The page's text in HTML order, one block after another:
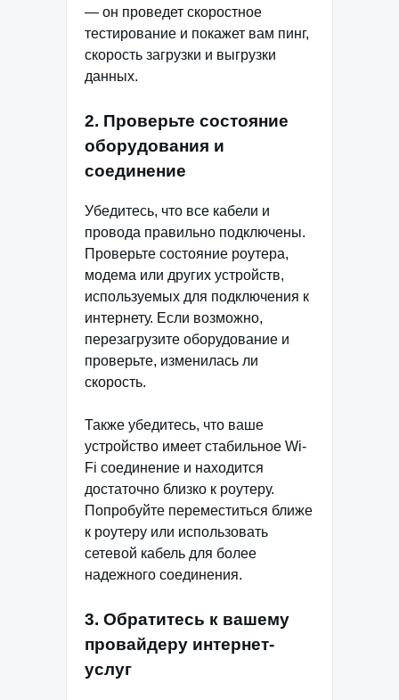
— он проведет скоростное
тестирование и покажет вам пинг,
скорость загрузки и выгрузки
данных.
2. Проверьте состояние
оборудования и
соединение
Убедитесь, что все кабели и
провода правильно подключены.
Проверьте состояние роутера,
модема или других устройств,
используемых для подключения к
интернету. Если возможно,
перезагрузите оборудование и
проверьте, изменилась ли
скорость.
Также убедитесь, что ваше
устройство имеет стабильное Wi-
Fi соединение и находится
достаточно близко к роутеру.
Попробуйте переместиться ближе
к роутеру или использовать
сетевой кабель для более
надежного соединения.
3. Обратитесь к вашему
провайдеру интернет-
услуг